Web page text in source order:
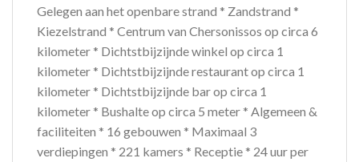
Gelegen aan het openbare strand * Zandstrand *
Kiezelstrand * Centrum van Chersonissos op circa 6
kilometer * Dichtstbijzijnde winkel op circa 1
kilometer * Dichtstbijzijnde restaurant op circa 1
kilometer * Dichtstbijzijnde bar op circa 1
kilometer * Bushalte op circa 5 meter * Algemeen &
faciliteiten * 16 gebouwen * Maximaal 3
verdiepingen * 221 kamers * Receptie * 24 uur per